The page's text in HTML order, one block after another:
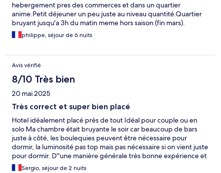
hebergement pres des commerces et dans un quartier
anime.Petit déjeuner un peu juste au niveau quantité.Quartier
bruyant jusqu'a 3h du matin meme hors saison (fin mars).
philippe, séjour de 6 nuits
Avis vérifié
8/10 Très bien
20 mai 2025
Très correct et super bien placé
Hotel idéalement placé près de tout Idéal pour couple ou en
solo Ma chambre était bruyante le soir car beaucoup de bars
juste à côté, les boulequies peuvent être nécessaire pour
dormir, la luminosité pas top mais pas nécessaire si on vient juste
pour dormir. D''une manière générale très bonne expérience et
à refaire avec plaisir
Sergio, séjour de 2 nuits